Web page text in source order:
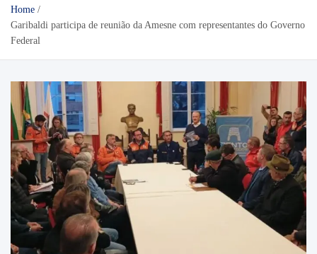
Home
Garibaldi participa de reunião da Amesne com representantes do Governo
Federal